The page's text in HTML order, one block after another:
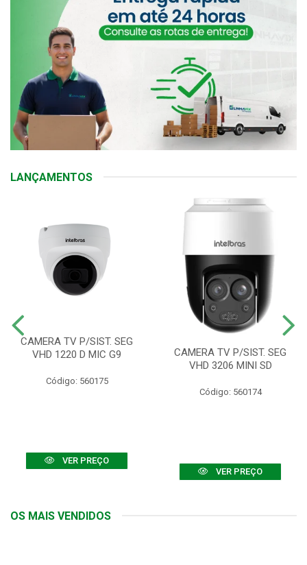
LANÇAMENTOS
CAMERA TV P/SIST. SEG
VHD 1220 D MIC G9
Código: 560175
VER PREÇO
CAMERA TV P/SIST. SEG
VHD 3206 MINI SD
Código: 560174
VER PREÇO
OS MAIS VENDIDOS